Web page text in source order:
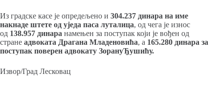
Из градске касе је опредељено и 304.237 динара на име
накнаде штете од уједа паса луталица, од чега је износ
од 138.957 динара намењен за поступак који је вођен од
стране адвоката Драгана Младеновића, а 165.280 динара за
поступак поверен адвокату ЗорануЂушићу.
Извор/Град Лесковац